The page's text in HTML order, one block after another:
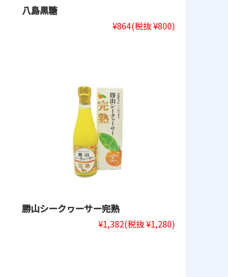
八島黒糖
¥864(税抜 ¥800)
勝山シークヮーサー完熟
¥1,382(税抜 ¥1,280)